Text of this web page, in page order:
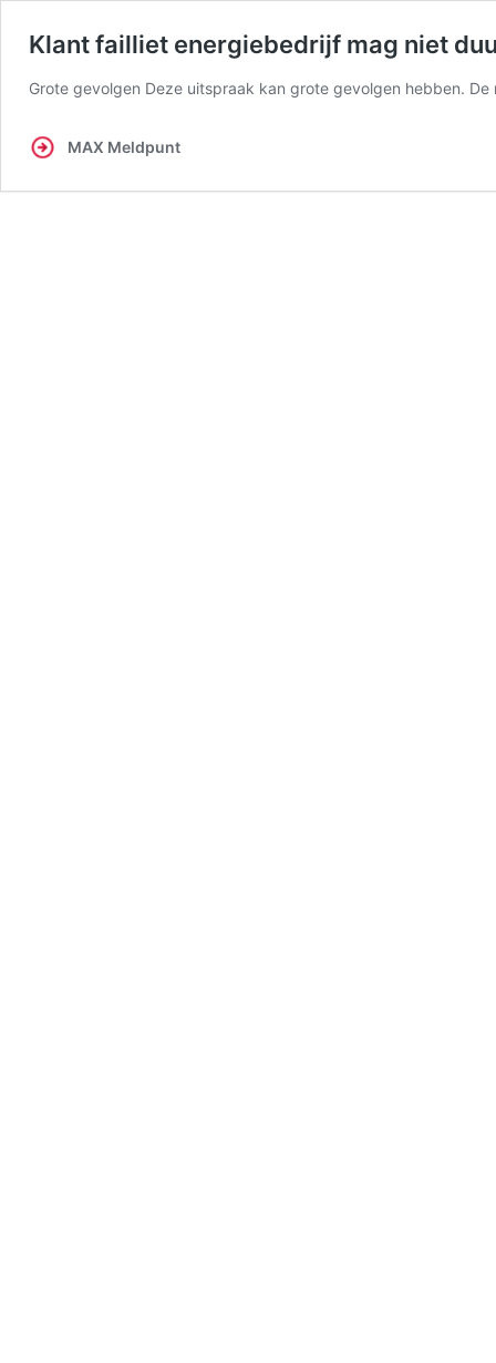
Klant failliet energiebedrijf mag niet
Grote gevolgen Deze uitspraak kan grote gevolgen hebben.
MAX Meldpunt